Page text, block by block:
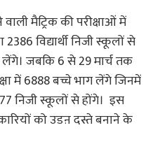
मैट्रिक की परीक्षाओं में
विद्यार्थी निजी स्कूलों से
लेंगे। जबकि 6 से 29 मार्च तक
में 6888 बच्चे भाग लेंगे जिनमें
निजी स्कूलों से होंगे। इस
को उडऩ दस्ते बनाने के